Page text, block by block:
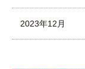
2023年12月